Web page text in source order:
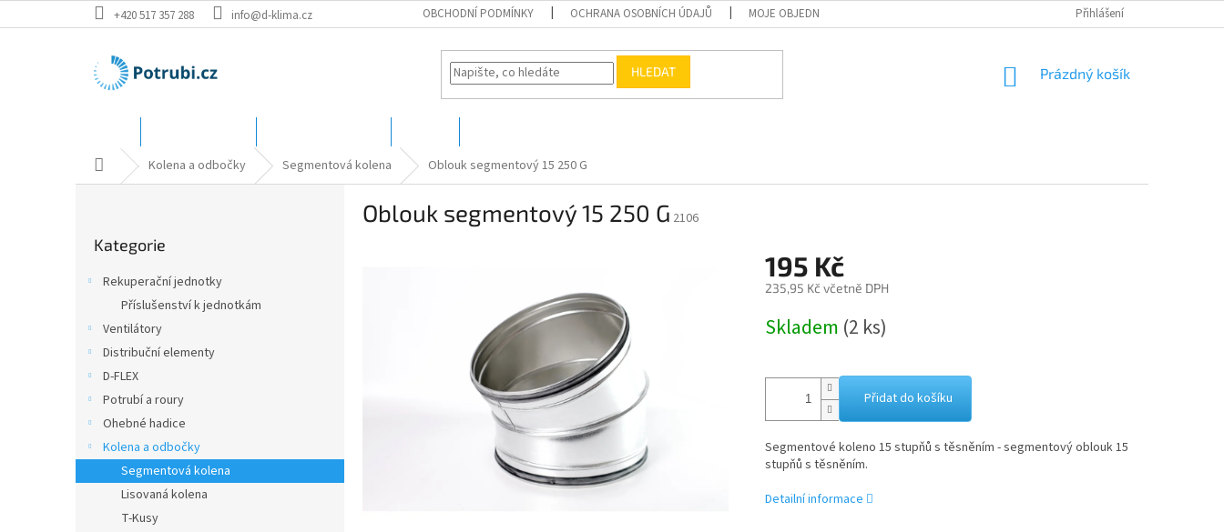
na
+420 517 357 288 info@d-klima.cz OBCHODNÍ PODMÍNKY OCHRANA OSOBNÍCH ÚDAJŮ MOJE OBJEDNÁVKA Přihlášení
HLEDAT
NÁKUPNÍ
Prázdný košík
Domů Kolena a odbočky Segmentová kolena Oblouk segmentový 15 250 G
l
kategorie
Kategorie
Rekuperační jednotky
Příslušenství k jednotkám
Ventilátory
Distribuční elementy
D-FLEX
Potrubí a roury
Ohebné hadice
Kolena a odbočky
Segmentová kolena
Lisovaná kolena
T-Kusy
Oblouk segmentový 15 250 G 2106
195 Kč
235,95 Kč včetně DPH
cena:
Skladem (2 ks)
Přidat do košíku
Segmentové koleno 15 stupňů s těsněním - segmentový oblouk 15
stupňů s těsněním.
Detailní informace